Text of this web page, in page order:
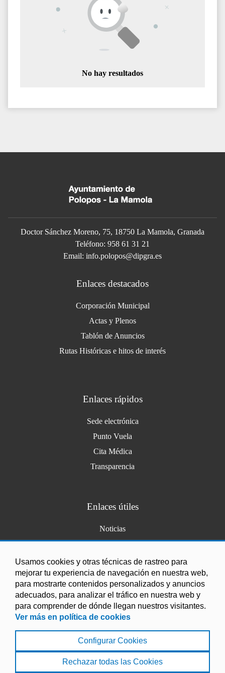
Usamos cookies y otras técnicas de rastreo para
mejorar tu experiencia de navegación en nuestra web,
para mostrarte contenidos personalizados y anuncios
adecuados, para analizar el tráfico en nuestra web y
para comprender de dónde llegan nuestros visitantes.
Ver más en política de cookies
Configurar Cookies
Rechazar todas las Cookies
No hay resultados
Doctor Sánchez Moreno, 75, 18750 La Mamola, Granada
Teléfono: 958 61 31 21
Email: info.polopos@dipgra.es
Enlaces destacados
Corporación Municipal
Actas y Plenos
Tablón de Anuncios
Rutas Históricas e hitos de interés
Enlaces rápidos
Sede electrónica
Punto Vuela
Cita Médica
Transparencia
Enlaces útiles
Noticias
Agenda
Ordenanzas
Entidades y asociaciones
© 2022 Ayuntamiento de Polopos - La Mamola